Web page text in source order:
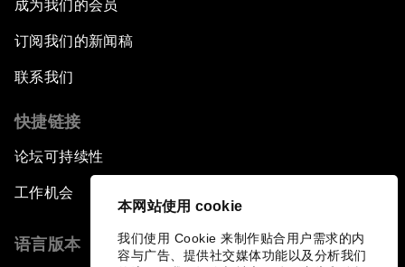
本网站使用 cookie
我们使用 Cookie 来制作贴合用户需求的内
容与广告、提供社交媒体功能以及分析我们
成为我们的会员
订阅我们的新闻稿
联系我们
快捷链接
论坛可持续性
工作机会
语言版本